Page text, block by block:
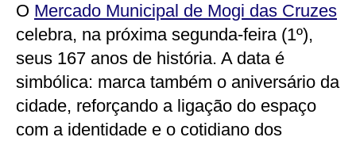
O Mercado Municipal de Mogi das Cruzes
celebra, na próxima segunda-feira (1º),
seus 167 anos de história. A data é
simbólica: marca também o aniversário da
cidade, reforçando a ligação do espaço
com a identidade e o cotidiano dos